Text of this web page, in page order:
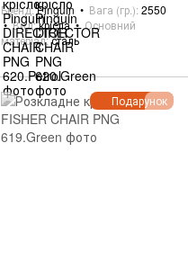
Бренд Pinguin Вага (гр.) 2550
Вид крісла
Основний
матеріал сталь
Подарунок